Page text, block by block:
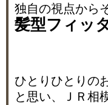
独自の視点から
髪型フィッ
ひとりひとりの
と思い、ＪＲ相